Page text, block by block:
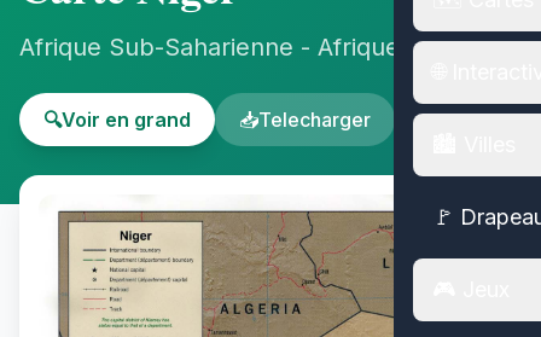
🚩
Afrique Sub-Saharienne - Afrique
🔍Voir en grand 📥Telecharger